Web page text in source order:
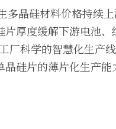
多晶硅材料价格持续
厚度缓解下游电池
厂科学的智慧化生产
硅片的薄片化生产能